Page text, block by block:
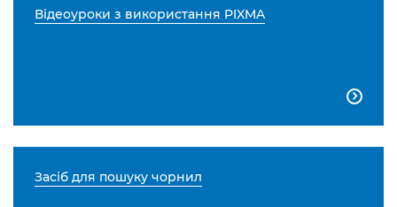
Відеоуроки з використання PIXMA

Засіб для пошуку чорнил